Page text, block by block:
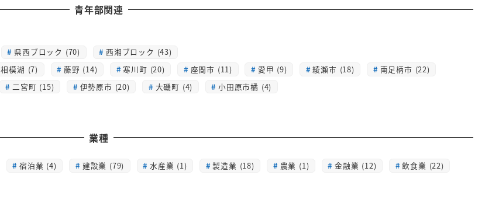
青年部関連
県西ブロック (70)
西湘ブロック (43)
相模湖 (7) 藤野 (14) 寒川町 (20) 座間市 (11) 愛甲 (9) 綾瀬市 (18)
南足柄市 (22)
二宮町 (15) 伊勢原市 (20) 大磯町 (4)
小田原市橘 (4)
業種
宿泊業 (4) 建設業 (79) 水産業 (1) 製造業 (18) 農業 (1) 金融業 (12)
飲食業 (22)